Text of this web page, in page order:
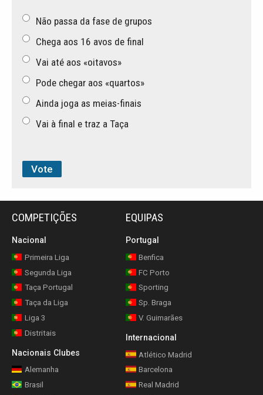
Não passa da fase de grupos
Chega aos 16 avos de final
Vai até aos «oitavos»
Pode chegar aos «quartos»
Ainda joga as meias-finais
Vai à final e traz a Taça
COMPETIÇÕES
Nacional
Primeira Liga
Segunda Liga
Taça Portugal
Taça da Liga
Liga 3
Distritais
Nacionais Clubes
Alemanha
Brasil
EQUIPAS
Portugal
Benfica
FC Porto
Sporting
Sp. Braga
V. Guimarães
Internacional
Atlético Madrid
Barcelona
Real Madrid